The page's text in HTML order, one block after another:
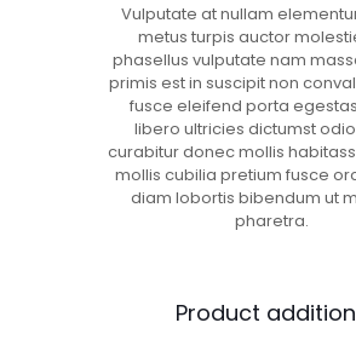
Vulputate at nullam
metus turpis auctor
phasellus vulputate nam
primis est in suscipit non
fusce eleifend porta
libero ultricies dictumst
curabitur donec mollis
mollis cubilia pretium fusce
diam lobortis bibendum ut
pharetra.
Product